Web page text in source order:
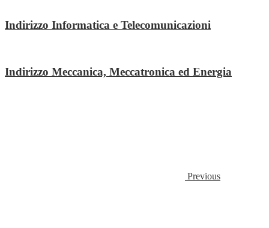
Indirizzo Informatica e Telecomunicazioni
Indirizzo Meccanica, Meccatronica ed Energia
Previous